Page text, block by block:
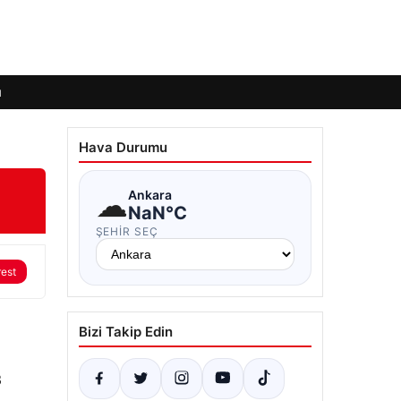
Hava Durumu
☁Ankara
NaN°C
ŞEHIR SEÇ
Bizi Takip Edin